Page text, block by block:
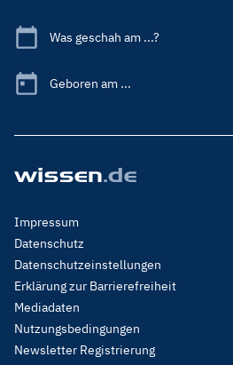
Was geschah am ...?
Geboren am ...
Footer
Menu
Legal
Impressum
Datenschutz
Datenschutzeinstellungen
Erklärung zur Barrierefreiheit
Mediadaten
Nutzungsbedingungen
Newsletter Registrierung